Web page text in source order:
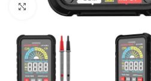
Noklikšķiniet, lai palielinātu